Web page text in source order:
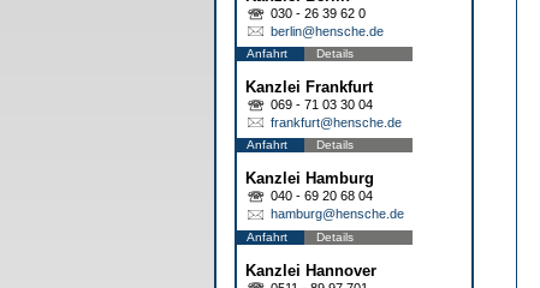
030 - 26 39 62 0
berlin@hensche.de
Anfahrt Details
Kanzlei Frankfurt
069 - 71 03 30 04
frankfurt@hensche.de
Anfahrt Details
Kanzlei Hamburg
040 - 69 20 68 04
hamburg@hensche.de
Anfahrt Details
Kanzlei Hannover